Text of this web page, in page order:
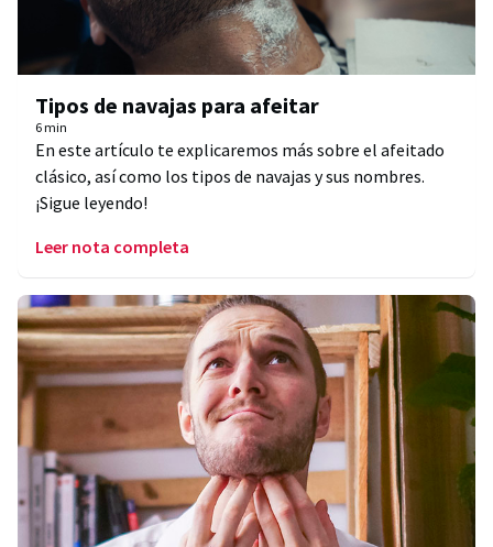
Tipos de navajas para afeitar
6 min
En este artículo te explicaremos más sobre el afeitado
clásico, así como los tipos de navajas y sus nombres.
¡Sigue leyendo!
Leer nota completa